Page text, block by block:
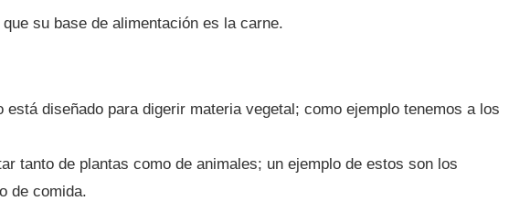
su base de alimentación es la carne.
diseñado para digerir materia vegetal; como ejemplo tenemos a los
tanto de plantas como de animales; un ejemplo de estos son los
de comida.